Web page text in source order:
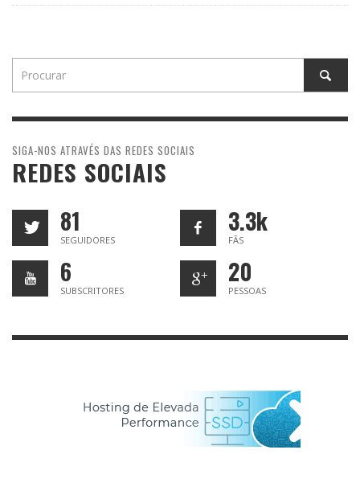
SIGA-NOS ATRAVÉS DAS REDES SOCIAIS
REDES SOCIAIS
81
SEGUIDORES
3.3k
FÃS
6
SUBSCRITORES
20
PESSOAS